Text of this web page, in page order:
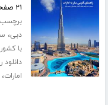
۲۱ صفحه
دبی،
با کشور
دانلود
امارات